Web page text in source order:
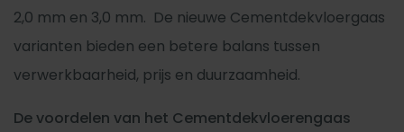
2,0 mm en 3,0 mm. De nieuwe Cementdekvloergaas
varianten bieden een betere balans tussen
verwerkbaarheid, prijs en duurzaamheid.
De voordelen van het Cementdekvloerengaas